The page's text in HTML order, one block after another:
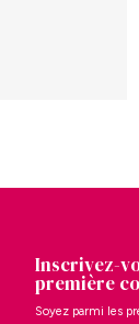
Inscrivez-
première
Soyez parmi les